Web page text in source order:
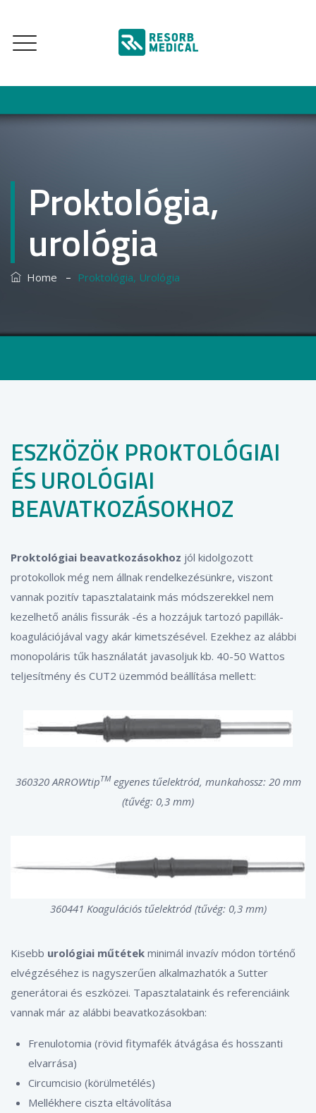
Proktológia,
urológia
Home – Proktológia, Urológia
ESZKÖZÖK PROKTOLÓGIAI
ÉS UROLÓGIAI
BEAVATKOZÁSOKHOZ
Proktológiai beavatkozásokhoz jól kidolgozott
protokollok még nem állnak rendelkezésünkre, viszont
vannak pozitív tapasztalataink más módszerekkel nem
kezelhető anális fissurák -és a hozzájuk tartozó papillák-
koagulációjával vagy akár kimetszésével. Ezekhez az alábbi
monopoláris tűk használatát javasoljuk kb. 40-50 Wattos
teljesítmény és CUT2 üzemmód beállítása mellett:
360320 ARROWtipTMegyenes tűelektród, munkahossz: 20 mm
(tűvég: 0,3 mm)
360441 Koagulációs tűelektród (tűvég: 0,3 mm)
Kisebb urológiai műtétek minimál invazív módon történő
elvégzéséhez is nagyszerűen alkalmazhatók a Sutter
generátorai és eszközei. Tapasztalataink és referenciáink
vannak már az alábbi beavatkozásokban:
Frenulotomia (rövid fitymafék átvágása és hosszanti
elvarrása)
Circumcisio (körülmetélés)
Mellékhere ciszta eltávolítása